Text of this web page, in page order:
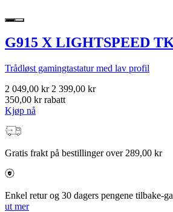
G915 X LIGHTSPEED
Trådløst gamingtastatur med lav profil
2 049,00 kr 2 399,00 kr
350,00 kr rabatt
Kjøp nå
Gratis frakt på bestillinger over 289,00 kr
Enkel retur og 30 dagers pengene tilbake-
ut mer